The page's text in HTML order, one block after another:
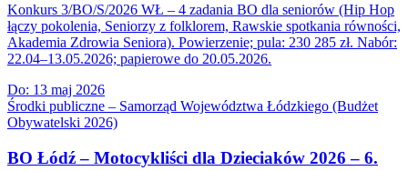
Konkurs 3/BO/S/2026 WŁ – 4 zadania BO dla seniorów (Hip Hop
łączy pokolenia, Seniorzy z folklorem, Rawskie spotkania równości,
Akademia Zdrowia Seniora). Powierzenie; pula: 230 285 zł. Nabór:
22.04–13.05.2026; papierowe do 20.05.2026.
Do: 13 maj 2026
Środki publiczne – Samorząd Województwa Łódzkiego (Budżet
Obywatelski 2026)
BO Łódź – Motocykliści dla Dzieciaków 2026 – 6.